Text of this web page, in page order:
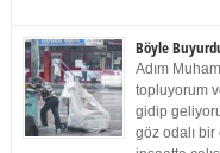
Böyle
Adım
topluyorum
gidip
göz odalı bir